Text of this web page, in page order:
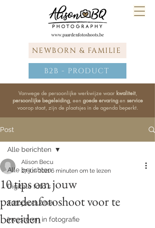
www.paardenfotoshoots.be
Vanwege de persoonlijke werkwijze waar kwaliteit,
persoonlijke begeleiding, een goede ervaringen service
voorop staat, zijn de plaatsjes in de agenda beperkt.
B2B - PRODUCT
NEWBORN & FAMILIE
Post
Alle berichten
Digitale foto's
Fotoproducten
Investeren in fotografie
Alle berichten
10 tips om jouw
paardenfotoshoot voor te
bereiden
Alison Becu
27 jun 20216 minuten om te lezen